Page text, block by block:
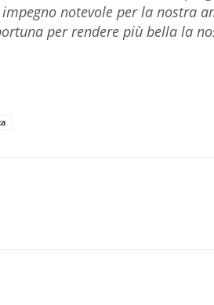
notevole per la nostra
per rendere più bella la